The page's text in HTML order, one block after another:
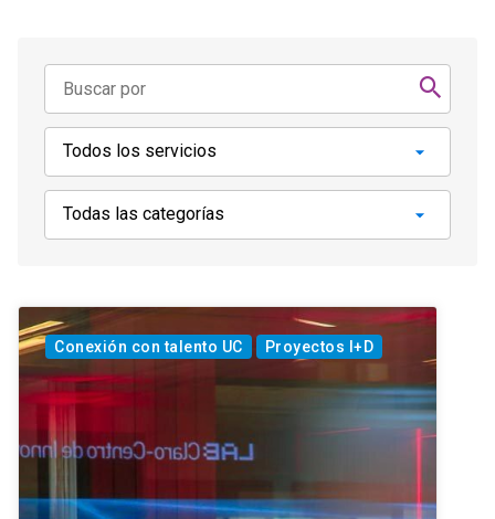
Conexión con talento UC Proyectos I+D